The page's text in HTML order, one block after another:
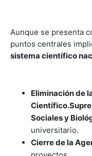
Aunque se presenta
puntos centrales
sistema científico
Eliminación de
Científico.
Sociales y
universitario.
Cierre de la